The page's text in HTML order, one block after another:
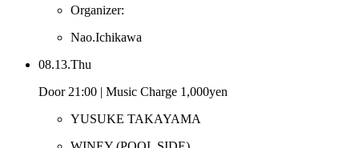
Organizer:
Nao.Ichikawa
08.13.Thu
Door 21:00 | Music Charge 1,000yen
YUSUKE TAKAYAMA